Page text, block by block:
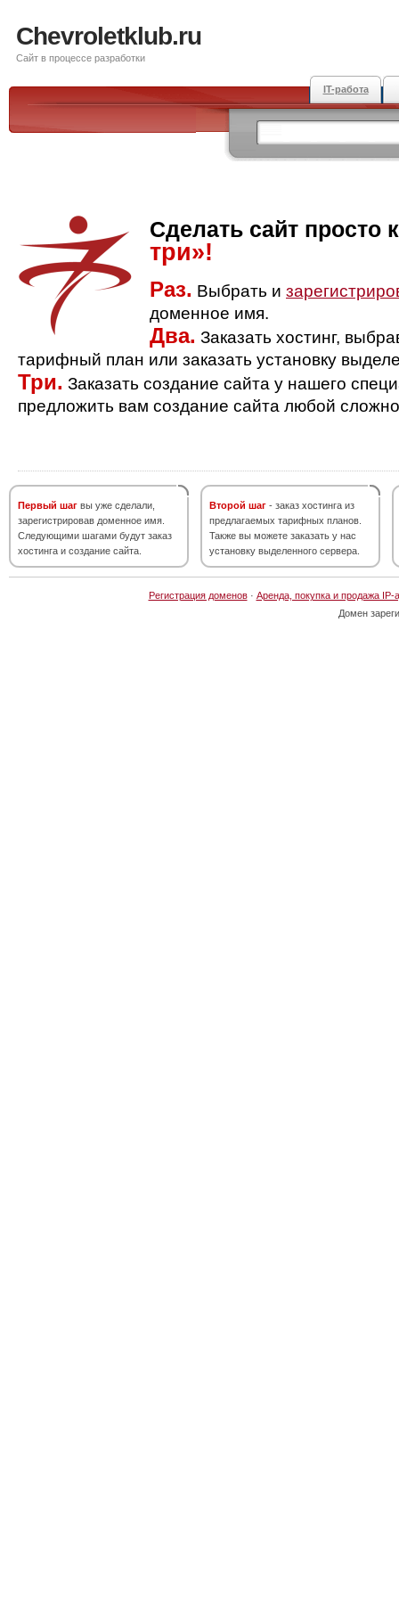
Chevroletklub.ru
Сайт в процессе разработки
IT-работа
Сделать сайт просто
три»!
Раз. Выбрать и
доменное имя.
Два. Заказать хостинг,
тарифный план или заказать установку
Три. Заказать создание сайта у нашего
предложить вам создание сайта любой
Первый шаг вы уже сделали,
зарегистрировав доменное имя.
Следующими шагами будут заказ
хостинга и создание сайта.
Второй шаг - заказ хостинга из
предлагаемых тарифных планов.
Также вы можете заказать у нас
установку выделенного сервера.
Регистрация доменов· Аренда, покупка и продажа IP-
Домен